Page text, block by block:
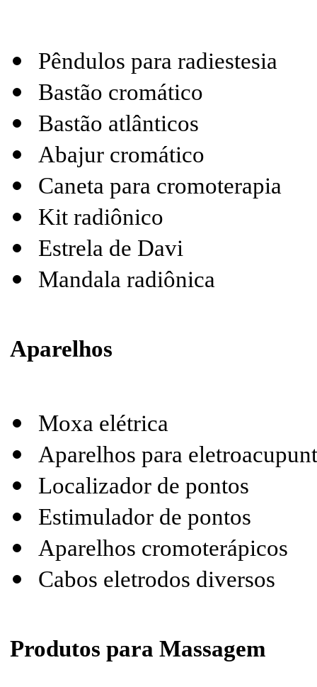
Pêndulos para radiestesia
Bastão cromático
Bastão atlânticos
Abajur cromático
Caneta para cromoterapia
Kit radiônico
Estrela de Davi
Mandala radiônica
Aparelhos
Moxa elétrica
Aparelhos para
Localizador de pontos
Estimulador de pontos
Aparelhos cromoterápicos
Cabos eletrodos diversos
Produtos para Massagem